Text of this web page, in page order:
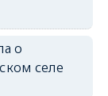
о
селе